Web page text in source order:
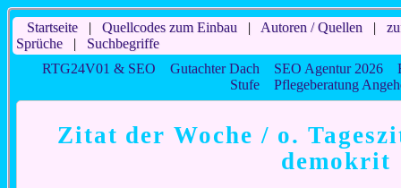
Startseite| Quellcodes zum Einbau | Autoren / Quellen |
Sprüche| Suchbegriffe
RTG24V01 & SEO
Gutachter Dach SEO Agentur 2026
Stufe
Pflegeberatung
Zitat der Woche / o.
demokrit